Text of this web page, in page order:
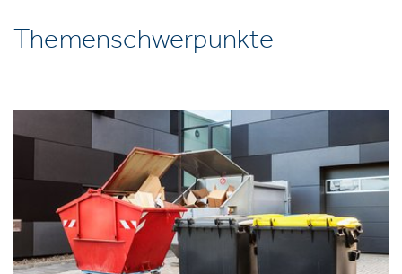
Themenschwerpunkte